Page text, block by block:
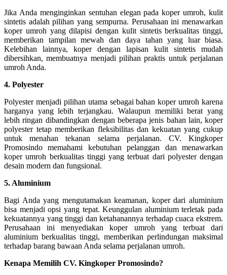
Jika Anda menginginkan sentuhan elegan pada koper umroh, kulit
sintetis adalah pilihan yang sempurna. Perusahaan ini menawarkan
koper umroh yang dilapisi dengan kulit sintetis berkualitas tinggi,
memberikan tampilan mewah dan daya tahan yang luar biasa.
Kelebihan lainnya, koper dengan lapisan kulit sintetis mudah
dibersihkan, membuatnya menjadi pilihan praktis untuk perjalanan
umroh Anda.
4. Polyester
Polyester menjadi pilihan utama sebagai bahan koper umroh karena
harganya yang lebih terjangkau. Walaupun memiliki berat yang
lebih ringan dibandingkan dengan beberapa jenis bahan lain, koper
polyester tetap memberikan fleksibilitas dan kekuatan yang cukup
untuk menahan tekanan selama perjalanan. CV. Kingkoper
Promosindo memahami kebutuhan pelanggan dan menawarkan
koper umroh berkualitas tinggi yang terbuat dari polyester dengan
desain modern dan fungsional.
5. Aluminium
Bagi Anda yang mengutamakan keamanan, koper dari aluminium
bisa menjadi opsi yang tepat. Keunggulan aluminium terletak pada
kekuatannya yang tinggi dan ketahanannya terhadap cuaca ekstrem.
Perusahaan ini menyediakan koper umroh yang terbuat dari
aluminium berkualitas tinggi, memberikan perlindungan maksimal
terhadap barang bawaan Anda selama perjalanan umroh.
Kenapa Memilih CV. Kingkoper Promosindo?